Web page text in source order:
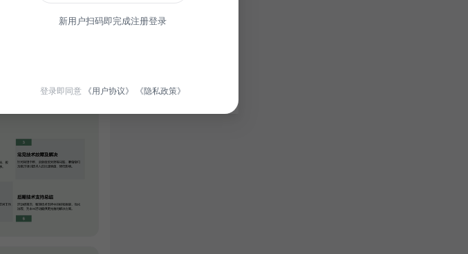
新用户扫码即完成注册登录
登录即同意 《用户协议》 《隐私政策》